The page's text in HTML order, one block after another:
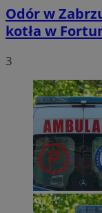
Odór w
kotła w
3